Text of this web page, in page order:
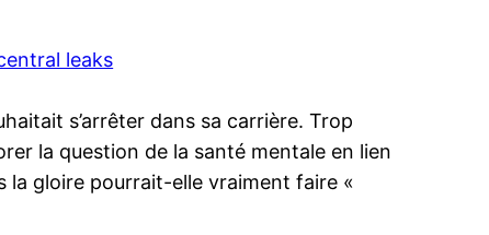
leaks
s’arrêter dans sa carrière. Trop
la question de la santé mentale en lien
la gloire pourrait-elle vraiment faire «